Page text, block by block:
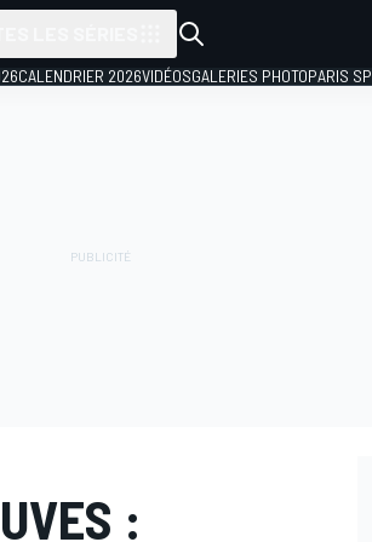
CALENDRIER 2026VIDÉOSGALERIES PHOTOPARIS
: